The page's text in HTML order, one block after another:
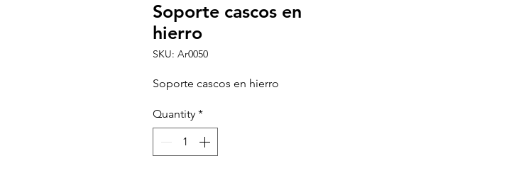
Soporte cascos en
hierro
SKU: Ar0050
Soporte cascos en hierro
Quantity *